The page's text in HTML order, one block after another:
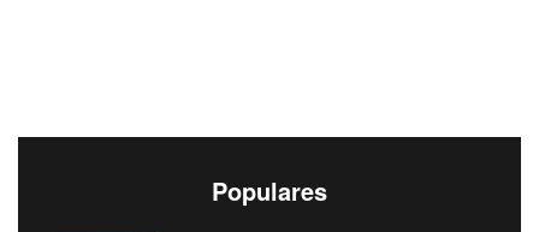
Populares